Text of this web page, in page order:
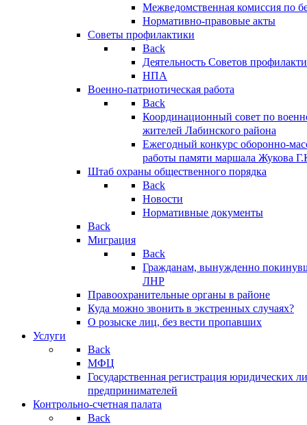
Межведомственная комиссия по
Нормативно-правовые акты
Советы профилактики
Back
Деятельность Советов
НПА
Военно-патриотическая работа
Back
Координационный совет по
жителей Лабинского района
Ежегодный конкурс оборонно-
работы памяти маршала Жукова
Штаб охраны общественного порядка
Back
Новости
Нормативные документы
Back
Миграция
Back
Гражданам, вынужденно
ЛНР
Правоохранительные органы в районе
Куда можно звонить в экстренных случаях?
О розыске лиц, без вести пропавших
Услуги
Back
МФЦ
Государственная регистрация юридических
предпринимателей
Контрольно-счетная палата
Back